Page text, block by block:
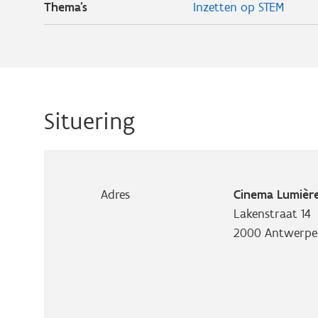
Thema's Inzetten op STEM
Situering
Adres
Cinema
Lakenstraat 14
2000